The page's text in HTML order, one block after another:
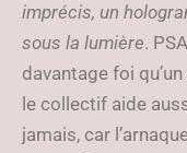
imprécis, un
sous la lumière.
davantage foi
le collectif aide
jamais, car